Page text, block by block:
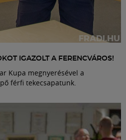
IGAZOLT A FERENCVÁROS!
Kupa megnyerésével a
férfi tekecsapatunk.